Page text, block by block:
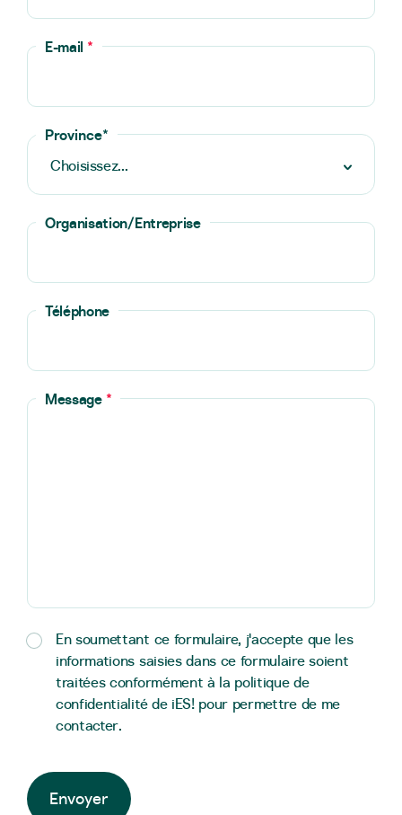
E-mail *
Province*
Organisation/Entreprise
Téléphone
Message *
En soumettant ce formulaire, j'accepte que les
informations saisies dans ce formulaire soient
traitées conformément à la politique de
confidentialité de iES! pour permettre de me
contacter.
Envoyer